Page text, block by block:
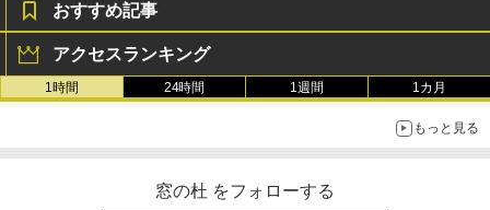
おすすめ記事
アクセスランキング
1時間 24時間 1週間 1カ月
もっと見る
窓の杜 をフォローする